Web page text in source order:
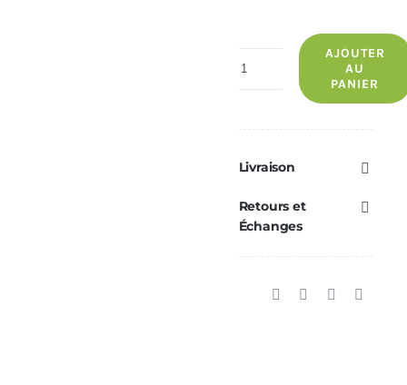
quantité
Alutec®
—
AJOUTER
AU
PANIER
Livraison
Retours et
Échanges